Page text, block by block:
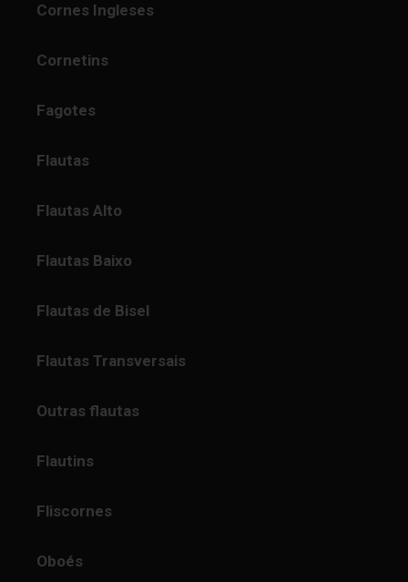
Cornes Ingleses
Cornetins
Fagotes
Flautas
Flautas Alto
Flautas Baixo
Flautas de Bisel
Flautas Transversais
Outras flautas
Flautins
Fliscornes
Oboés